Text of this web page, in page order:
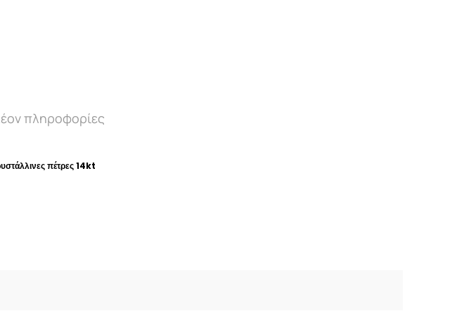
πληροφορίες
πέτρες 14kt